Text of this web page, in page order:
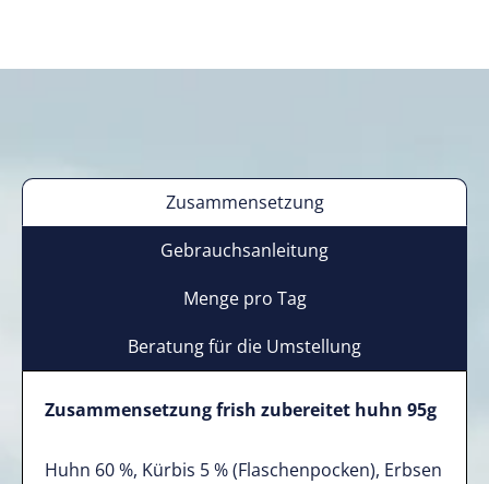
Zusammensetzung
Gebrauchsanleitung
Menge pro Tag
Beratung für die Umstellung
Zusammensetzung frish zubereitet huhn 95g
Huhn 60 %, Kürbis 5 % (Flaschenpocken), Erbsen